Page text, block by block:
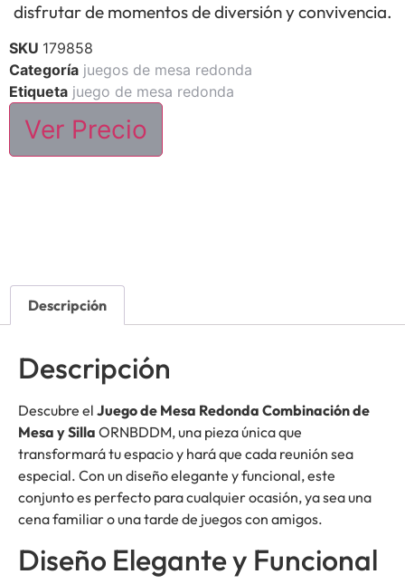
disfrutar de momentos de diversión y convivencia.
SKU 179858
Categoría juegos de mesa redonda
Etiqueta juego de mesa redonda
Ver Precio
Descripción
Descripción
Descubre el Juego de Mesa Redonda Combinación de
Mesa y Silla ORNBDDM, una pieza única que
transformará tu espacio y hará que cada reunión sea
especial. Con un diseño elegante y funcional, este
conjunto es perfecto para cualquier ocasión, ya sea una
cena familiar o una tarde de juegos con amigos.
Diseño Elegante y Funcional